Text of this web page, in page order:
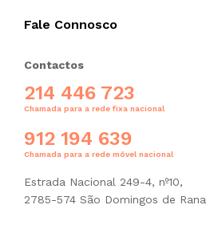
Fale Connosco
Contactos
214 446 723
Chamada para a rede fixa nacional
912 194 639
Chamada para a rede móvel nacional
Estrada Nacional 249-4, nº10,
2785-574 São Domingos de Rana